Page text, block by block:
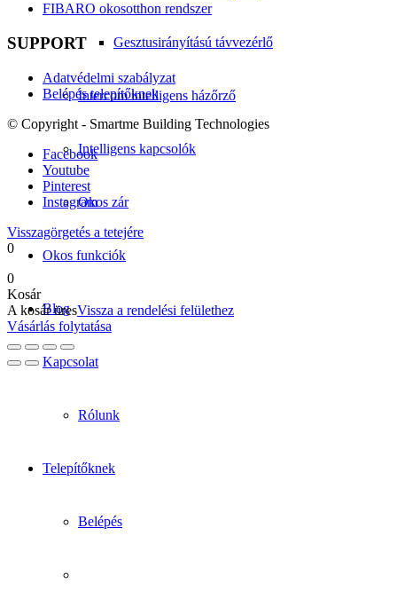
Gesztusirányítású távvezérlő
Intercom intelligens házőrző
Intelligens kapcsolók
Okos zár
Okos funkciók
Blog
Kapcsolat
Rólunk
Telepítőknek
Belépés
FIBARO okosotthon rendszer
SUPPORT
Adatvédelmi szabályzat
Belépés telepítőknek
© Copyright - Smartme Building Technologies
Facebook
Youtube
Pinterest
Instagram
Visszagörgetés a tetejére
0
0
Kosár
A kosár üresVissza a rendelési felülethez
Vásárlás folytatása